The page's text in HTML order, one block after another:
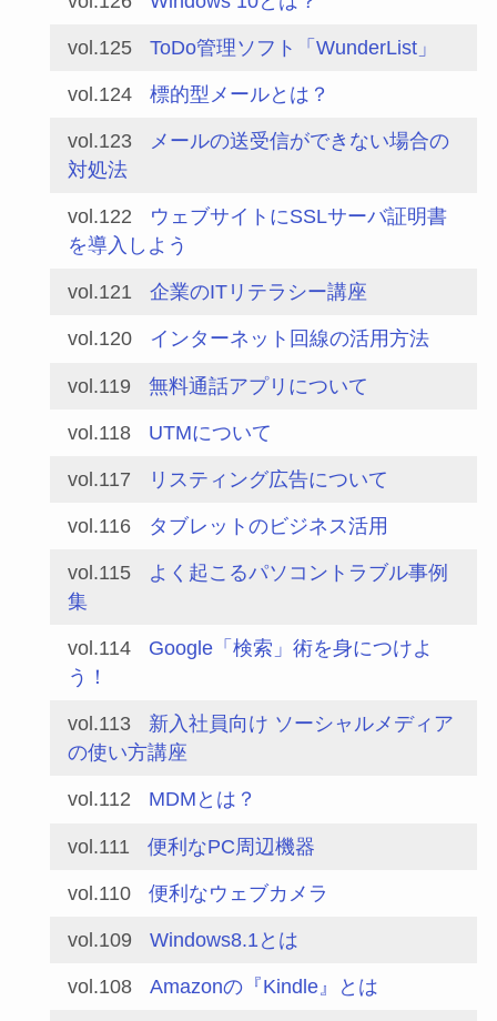
vol.125 ToDo管理ソフト「WunderList」
vol.124 標的型メールとは？
vol.123
メールの送受信ができない場合の
対処法
vol.122
ウェブサイトにSSLサーバ証明書
を導入しよう
vol.121 企業のITリテラシー講座
vol.120 インターネット回線の活用方法
vol.119 無料通話アプリについて
vol.118 UTMについて
vol.117 リスティング広告について
vol.116 タブレットのビジネス活用
vol.115
よく起こるパソコントラブル事例
集
vol.114
Google「検索」術を身につけよ
う！
vol.113
新入社員向け ソーシャルメディア
の使い方講座
vol.112 MDMとは？
vol.111 便利なPC周辺機器
vol.110 便利なウェブカメラ
vol.109 Windows8.1とは
vol.108 Amazonの『Kindle』とは